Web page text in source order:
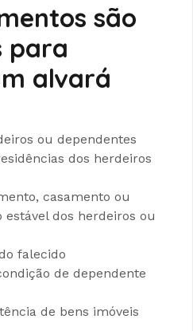
são
para
alvará
ou dependentes
dos herdeiros
casamento ou
dos herdeiros ou
falecido
de dependente
de bens imóveis